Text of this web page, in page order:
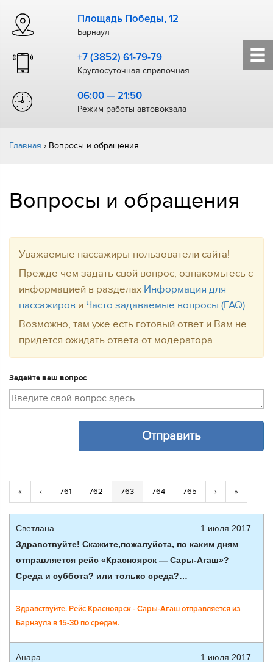
Площадь Победы, 12
Барнаул
+7 (3852) 61-79-79
Круглосуточная справочная
06:00 — 21:50
Режим работы автовокзала
Главная › Вопросы и обращения
Вопросы и обращения
Уважаемые пассажиры-пользователи сайта!
Прежде чем задать свой вопрос, ознакомьтесь с
информацией в разделах Информация для
пассажиров и Часто задаваемые вопросы (FAQ).
Возможно, там уже есть готовый ответ и Вам не
придется ожидать ответа от модератора.
Задайте ваш вопрос
« ‹ 761 762 763 764 765 › »
Светлана
1 июля 2017
Здравствуйте! Скажите,пожалуйста, по каким дням
отправляется рейс «Красноярск — Сары-Агаш»?
Среда и суббота? или только среда?…
Здравствуйте. Рейс Красноярск - Сары-Агаш отправляется из
Барнаула в 15-30 по средам.
Анара
1 июля 2017